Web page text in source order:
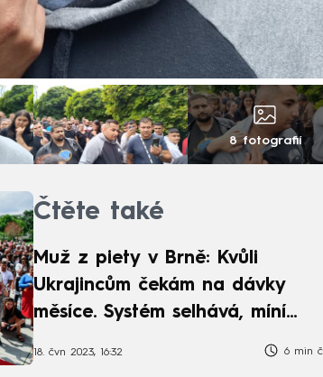
8 fotografií
Čtěte také
Muž z piety v Brně: Kvůli
Ukrajincům čekám na dávky
měsíce. Systém selhává, míní
18. čvn 2023, 16:32 6 min